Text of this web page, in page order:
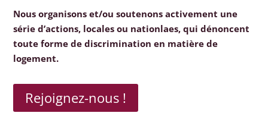
Nous organisons et/ou soutenons activement une
série d’actions, locales ou nationlaes, qui dénoncent
toute forme de discrimination en matière de
logement.
Rejoignez-nous !